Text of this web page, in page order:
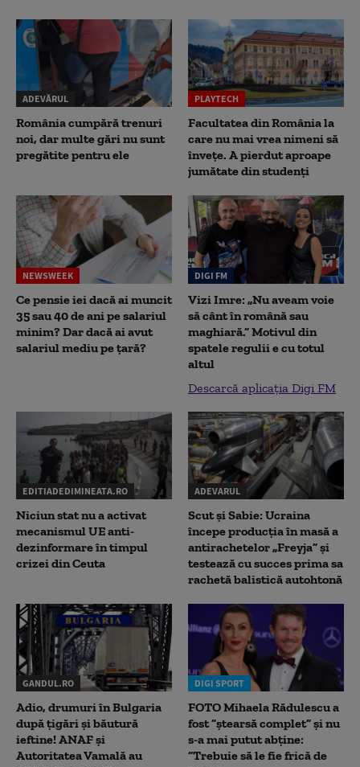
ADEVĂRUL
România cumpără trenuri
noi, dar multe gări nu sunt
pregătite pentru ele
PLAYTECH
Facultatea din România la
care nu mai vrea nimeni să
înveţe. A pierdut aproape
jumătate din studenţi
NEWSWEEK
Ce pensie iei dacă ai muncit
35 sau 40 de ani pe salariul
minim? Dar dacă ai avut
salariul mediu pe țară?
DIGI FM
Vizi Imre: „Nu aveam voie
să cânt în română sau
maghiară.” Motivul din
spatele regulii e cu totul
altul
Descarcă aplicația Digi FM
EDITIADEDIMINEATA.RO
Niciun stat nu a activat
mecanismul UE anti-
dezinformare în timpul
crizei din Ceuta
ADEVARUL
Scut și Sabie: Ucraina
începe producția în masă a
antirachetelor „Freyja” și
testează cu succes prima sa
rachetă balistică autohtonă
GANDUL.RO
Adio, drumuri în Bulgaria
după țigări și băutură
ieftine! ANAF și
Autoritatea Vamală au
DIGI SPORT
FOTO Mihaela Rădulescu a
fost ”ștearsă complet” și nu
s-a mai putut abține:
”Trebuie să le fie frică de